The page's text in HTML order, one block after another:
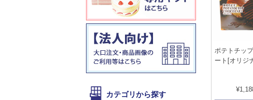
ポテトチッ
ート[オリジ
カテゴリから探す